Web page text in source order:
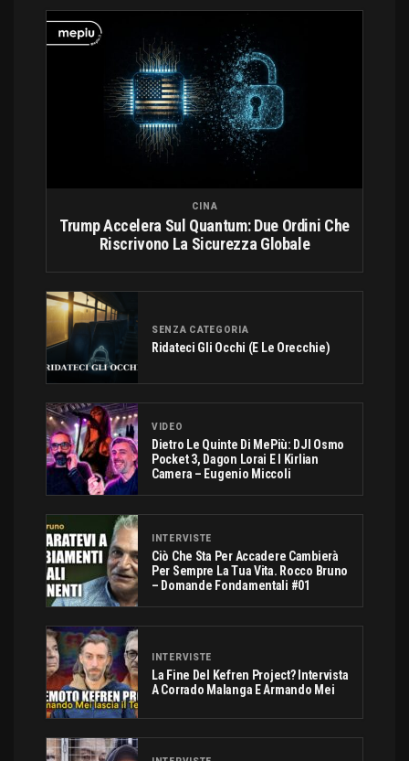
CINA
Trump Accelera Sul Quantum: Due Ordini Che
Riscrivono La Sicurezza Globale
SENZA CATEGORIA
Ridateci Gli Occhi (e Le Orecchie)
VIDEO
Dietro Le Quinte Di MePiù: DJI Osmo
Pocket 3, Dagon Lorai E I Kirlian
Camera – Eugenio Miccoli
INTERVISTE
Ciò Che Sta Per Accadere Cambierà
Per Sempre La Tua Vita. Rocco Bruno
– Domande Fondamentali #01
INTERVISTE
La Fine Del Kefren Project? Intervista
A Corrado Malanga E Armando Mei